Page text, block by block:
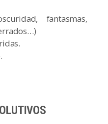
fantasmas,